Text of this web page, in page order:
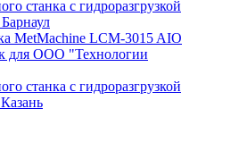
станка c гидроразгрузкой
MetMachine LCM-3015 AIO
для ООО "Технологии
станка c гидроразгрузкой